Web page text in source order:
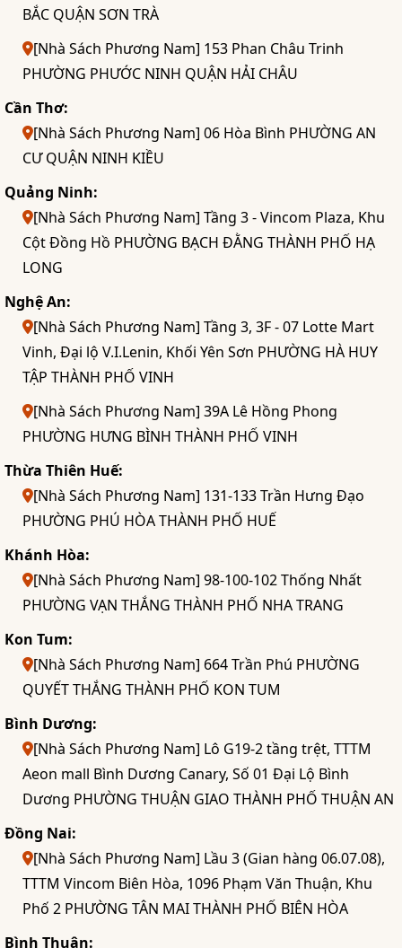
BẮC QUẬN SƠN TRÀ
[Nhà Sách Phương Nam] 153 Phan Châu Trinh
PHƯỜNG PHƯỚC NINH QUẬN HẢI CHÂU
Cần Thơ:
[Nhà Sách Phương Nam] 06 Hòa Bình PHƯỜNG AN
CƯ QUẬN NINH KIỀU
Quảng Ninh:
[Nhà Sách Phương Nam] Tầng 3 - Vincom Plaza, Khu
Cột Đồng Hồ PHƯỜNG BẠCH ĐẰNG THÀNH PHỐ HẠ
LONG
Nghệ An:
[Nhà Sách Phương Nam] Tầng 3, 3F - 07 Lotte Mart
Vinh, Đại lộ V.I.Lenin, Khối Yên Sơn PHƯỜNG HÀ HUY
TẬP THÀNH PHỐ VINH
[Nhà Sách Phương Nam] 39A Lê Hồng Phong
PHƯỜNG HƯNG BÌNH THÀNH PHỐ VINH
Thừa Thiên Huế:
[Nhà Sách Phương Nam] 131-133 Trần Hưng Đạo
PHƯỜNG PHÚ HÒA THÀNH PHỐ HUẾ
Khánh Hòa:
[Nhà Sách Phương Nam] 98-100-102 Thống Nhất
PHƯỜNG VẠN THẮNG THÀNH PHỐ NHA TRANG
Kon Tum:
[Nhà Sách Phương Nam] 664 Trần Phú PHƯỜNG
QUYẾT THẮNG THÀNH PHỐ KON TUM
Bình Dương:
[Nhà Sách Phương Nam] Lô G19-2 tầng trệt, TTTM
Aeon mall Bình Dương Canary, Số 01 Đại Lộ Bình
Dương PHƯỜNG THUẬN GIAO THÀNH PHỐ THUẬN AN
Đồng Nai:
[Nhà Sách Phương Nam] Lầu 3 (Gian hàng 06.07.08),
TTTM Vincom Biên Hòa, 1096 Phạm Văn Thuận, Khu
Phố 2 PHƯỜNG TÂN MAI THÀNH PHỐ BIÊN HÒA
Bình Thuận: